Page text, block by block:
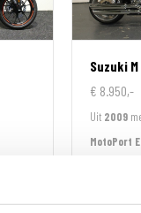
Suzuki M
€ 8.950,-
Uit 2009
MotoPort